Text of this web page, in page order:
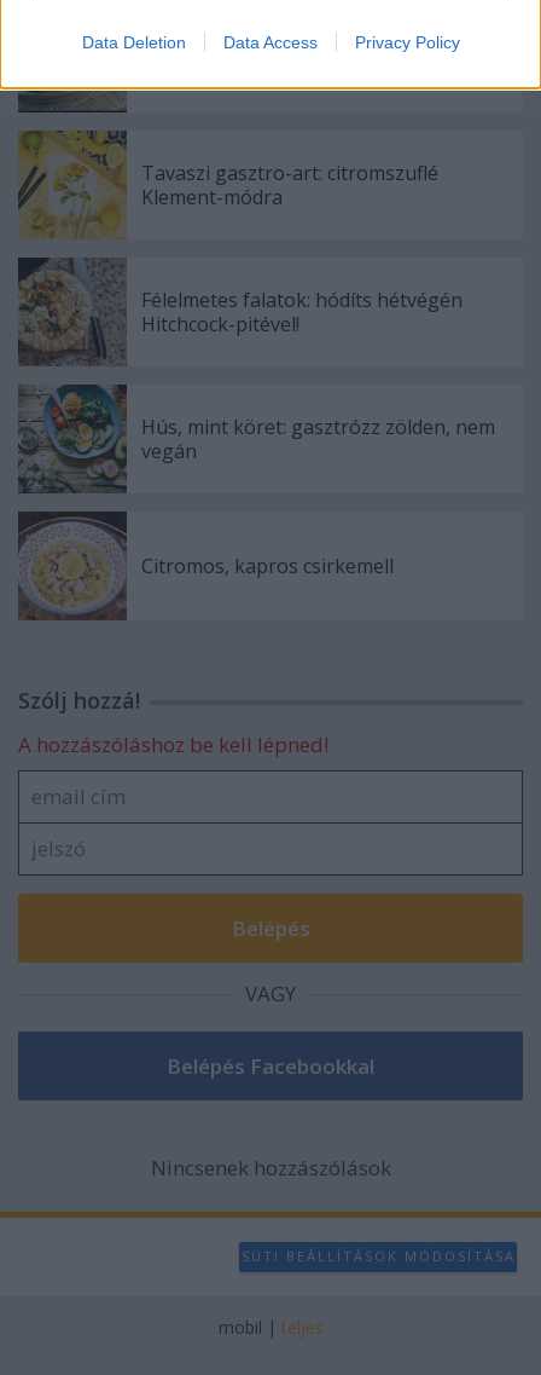
Data Deletion Data Access Privacy Policy
Mangó, avagy a szívemben már nyár van
Tavaszi gasztro-art: citromszuflé
Klement-módra
Félelmetes falatok: hódíts hétvégén
Hitchcock-pitével!
Hús, mint köret: gasztrózz zölden, nem
vegán
Citromos, kapros csirkemell
Szólj hozzá!
A hozzászóláshoz be kell lépned!
VAGY
Nincsenek hozzászólások
SÜTI BEÁLLÍTÁSOK MÓDOSÍTÁSA
mobil | teljes